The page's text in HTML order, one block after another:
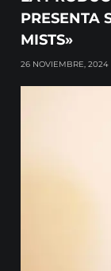
PRESENTA
MISTS»
26 NOVIEMBRE, 2024